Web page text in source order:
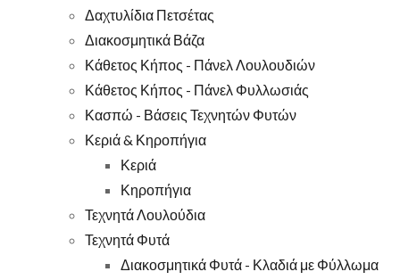
Δαχτυλίδια Πετσέτας
Διακοσμητικά Βάζα
Κάθετος Κήπος - Πάνελ Λουλουδιών
Κάθετος Κήπος - Πάνελ Φυλλωσιάς
Κασπώ - Βάσεις Τεχνητών Φυτών
Κεριά & Κηροπήγια
Κεριά
Κηροπήγια
Τεχνητά Λουλούδια
Τεχνητά Φυτά
Διακοσμητικά Φυτά - Κλαδιά με Φύλλωμα